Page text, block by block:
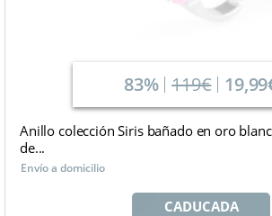
83% 119€
Anillo colección Siris bañado en oro
de...
Envío a domicilio
CADUCADA